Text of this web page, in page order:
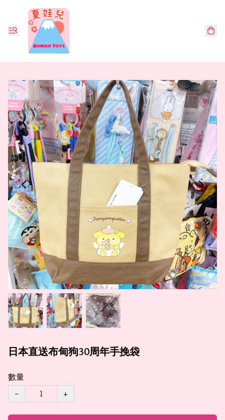
日本直送布甸狗30周年手挽袋
數量
−
+